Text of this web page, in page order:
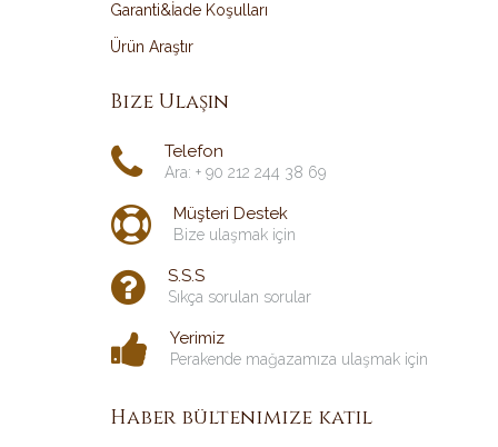
Garanti&İade Koşulları
Ürün Araştır
Bize Ulaşın
Telefon
Ara: + 90 212 244 38 69
Müşteri Destek
Bize ulaşmak için
S.S.S
Sıkça sorulan sorular
Yerimiz
Perakende mağazamıza ulaşmak için
Haber bültenimize katıl